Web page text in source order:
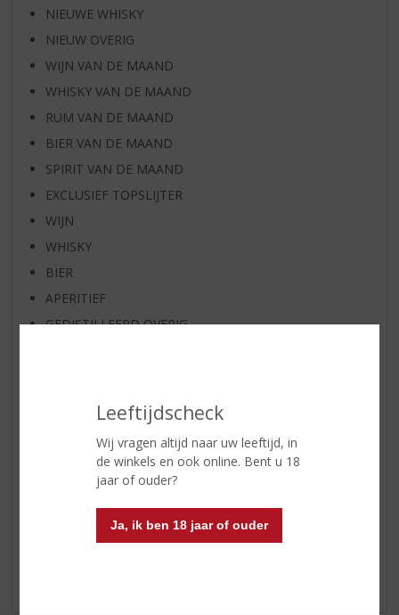
Leeftijdscheck
Wij vragen altijd naar uw leeftijd, in
de winkels en ook online. Bent u 18
jaar of ouder?
Ja, ik ben 18 jaar of ouder
NIEUWE WHISKY
NIEUW OVERIG
WIJN VAN DE MAAND
WHISKY VAN DE MAAND
RUM VAN DE MAAND
BIER VAN DE MAAND
SPIRIT VAN DE MAAND
EXCLUSIEF TOPSLIJTER
WIJN
WHISKY
BIER
APERITIEF
GEDISTILLEERD OVERIG
FRISDRANK
GESCHENKVERPAKKING
(RELATIE)GESCHENKEN
ALCOHOLVRIJE DRANKEN
VEGAN DRANKEN